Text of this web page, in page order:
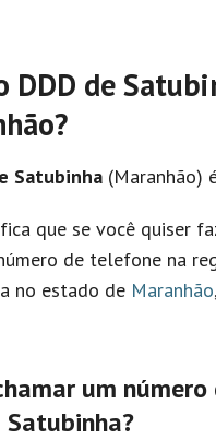
DDD de
Satubinha (Maranhão)
que se você quiser
de telefone na
no estado de Maranhão
um